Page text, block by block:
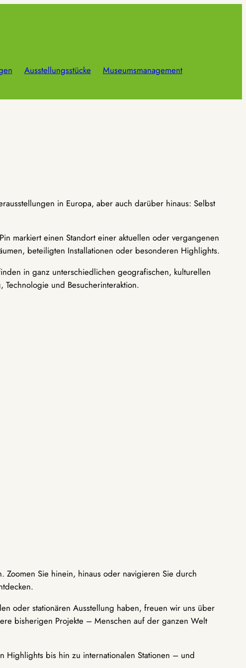
Ausstellungsstücke
Museumsmanagement
in Europa, aber auch darüber hinaus: Selbst
markiert einen Standort einer aktuellen oder vergangenen
beteiligten Installationen oder besonderen Highlights.
in ganz unterschiedlichen geografischen, kulturellen
Technologie und Besucherinteraktion.
Sie hinein, hinaus oder navigieren Sie durch
oder stationären Ausstellung haben, freuen wir uns über
bisherigen Projekte – Menschen auf der ganzen Welt
Highlights bis hin zu internationalen Stationen – und